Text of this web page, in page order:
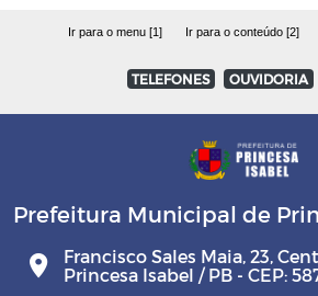
Ir para o menu [1] Ir para o conteúdo [2]
TELEFONES OUVIDORIA
Prefeitura Municipal de
Francisco Sales Maia, 23,
Princesa Isabel / PB - CEP: